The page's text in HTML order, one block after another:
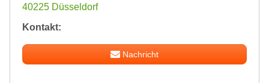
40225 Düsseldorf
Kontakt:
Nachricht